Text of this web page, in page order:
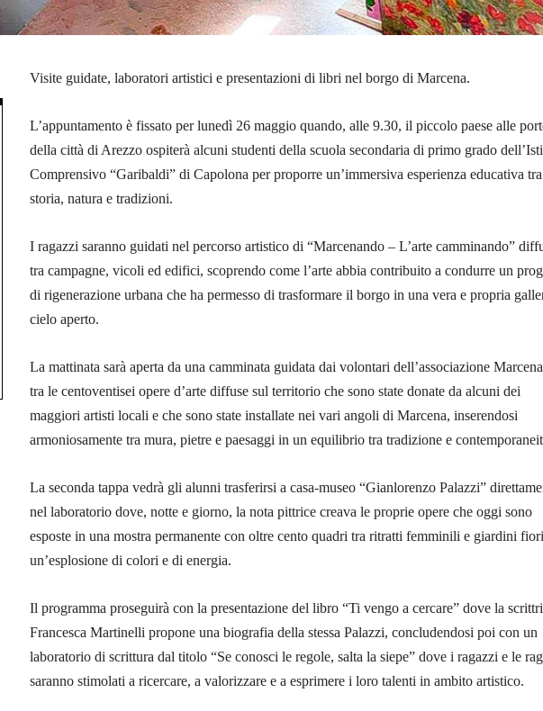
Visite guidate, laboratori artistici e presentazioni di libri nel borgo di Marcena.
L’appuntamento è fissato per lunedì 26 maggio quando, alle 9.30, il piccolo paese alle
della città di Arezzo ospiterà alcuni studenti della scuola secondaria di primo grado
Comprensivo “Garibaldi” di Capolona per proporre un’immersiva esperienza educativa tra
storia, natura e tradizioni.
I ragazzi saranno guidati nel percorso artistico di “Marcenando – L’arte camminando”
tra campagne, vicoli ed edifici, scoprendo come l’arte abbia contribuito a condurre un
di rigenerazione urbana che ha permesso di trasformare il borgo in una vera e propria
cielo aperto.
La mattinata sarà aperta da una camminata guidata dai volontari dell’associazione
tra le centoventisei opere d’arte diffuse sul territorio che sono state donate da alcuni dei
maggiori artisti locali e che sono state installate nei vari angoli di Marcena, inserendosi
armoniosamente tra mura, pietre e paesaggi in un equilibrio tra tradizione e
La seconda tappa vedrà gli alunni trasferirsi a casa-museo “Gianlorenzo Palazzi”
nel laboratorio dove, notte e giorno, la nota pittrice creava le proprie opere che oggi sono
esposte in una mostra permanente con oltre cento quadri tra ritratti femminili e giardini
un’esplosione di colori e di energia.
Il programma proseguirà con la presentazione del libro “Ti vengo a cercare” dove la
Francesca Martinelli propone una biografia della stessa Palazzi, concludendosi poi con un
laboratorio di scrittura dal titolo “Se conosci le regole, salta la siepe” dove i ragazzi e le
saranno stimolati a ricercare, a valorizzare e a esprimere i loro talenti in ambito artistico.